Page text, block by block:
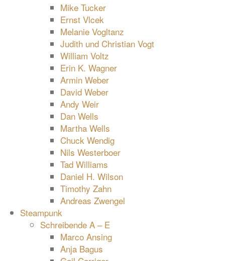
Mike Tucker
Ernst Vlcek
Melanie Vogltanz
Judith und Christian Vogt
William Voltz
Erin K. Wagner
Armin Weber
David Weber
Andy Weir
Dan Wells
Martha Wells
Chuck Wendig
Nils Westerboer
Tad Williams
Daniel H. Wilson
Timothy Zahn
Andreas Zwengel
Steampunk
Schreibende A – E
Marco Ansing
Anja Bagus